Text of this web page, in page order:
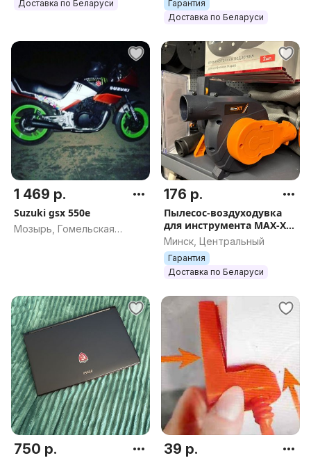
Доставка по Беларуси
Гарантия
Доставка по Беларуси
1 469 р.
Suzuki gsx 550e
Мозырь, Гомельская
176 р.
Пылесос-воздуходувка
для инструмента MAX-XT
R7701, арт.3349
Минск, Центральный
Гарантия
Доставка по Беларуси
750 р. 39 р.